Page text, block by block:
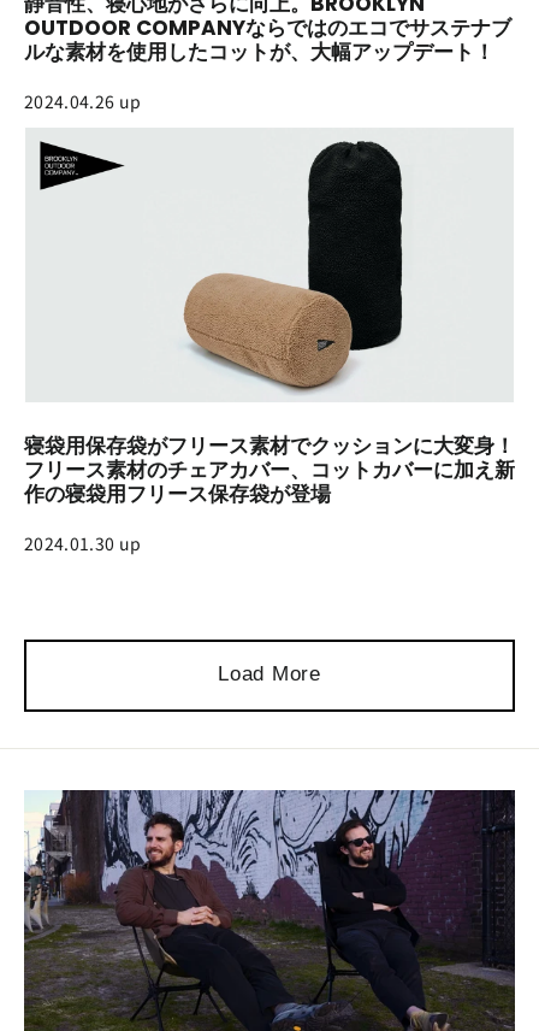
OUTDOOR COMPANYならではのエコでサステナブ
ルな素材を使用したコットが、大幅アップデート！
2024.04.26 up
寝袋用保存袋がフリース素材でクッションに大変身！
フリース素材のチェアカバー、コットカバーに加え新
作の寝袋用フリース保存袋が登場
2024.01.30 up
Load More